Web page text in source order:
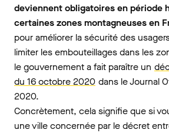
deviennent obligatoires en période
certaines zones montagneuses en
pour améliorer la sécurité des
limiter les embouteillages dans les
le gouvernement a fait paraître un
du 16 octobre 2020 dans le Journal
2020.
Concrètement, cela signifie que si
une ville concernée par le décret